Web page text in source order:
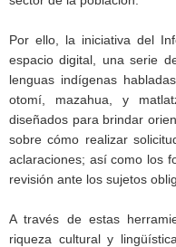
Por ello, la iniciativa del
espacio digital, una serie
lenguas indígenas
otomí, mazahua, y
diseñados para brindar
sobre cómo realizar
aclaraciones; así como los
revisión ante los sujetos
A través de estas
riqueza cultural y